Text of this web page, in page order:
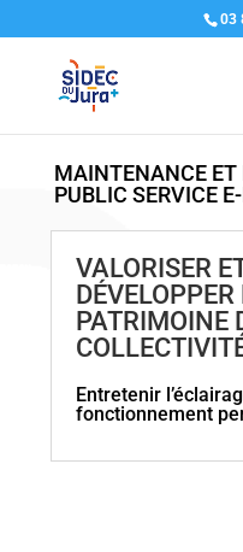
03
MAINTENANCE ET
PUBLIC SERVICE
VALORISER
DÉVELOPPER
PATRIMOINE
Entretenir
fonctionnement